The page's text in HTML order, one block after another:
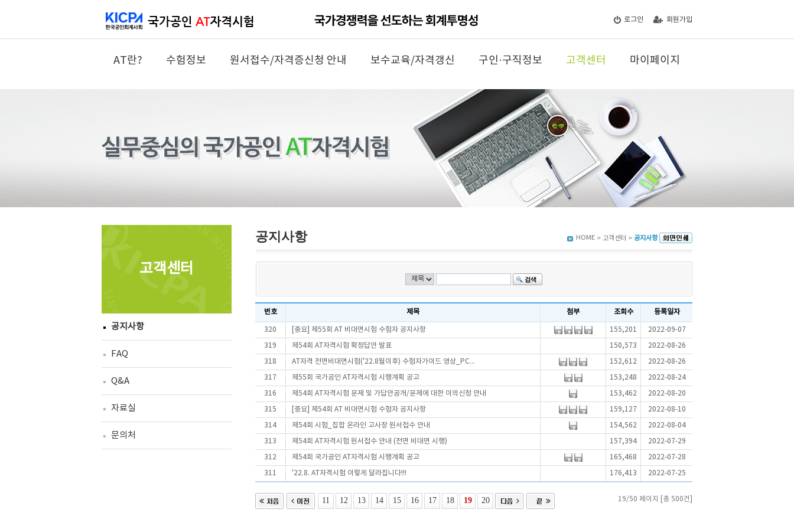
로그인 회원가입
AT란? 수험정보 원서접수/자격증신청 안내 보수교육/자격갱신 구인·구직정보 고객센터 마이페이지
고객센터
공지사항
FAQ
Q&A
자료실
문의처
공지사항 HOME > 고객센터 > 공지사항
번호 제목 첨부 조회수 등록일자
320 [중요] 제55회 AT 비대면시험 수험자 공지사항 155,201 2022-09-07
319 제54회 AT자격시험 확정답안 발표 150,573 2022-08-26
318 AT자격 전면비대면시험('22.8월이후) 수험자가이드 영상_PC... 152,612 2022-08-26
317 제55회 국가공인 AT자격시험 시행계획 공고 153,248 2022-08-24
316 제54회 AT자격시험 문제 및 가답안공개/문제에 대한 이의신청 안내 153,462 2022-08-20
315 [중요] 제54회 AT 비대면시험 수험자 공지사항 159,127 2022-08-10
314 제54회 시험_집합 온라인 고사장 원서접수 안내 154,562 2022-08-04
313 제54회 AT자격시험 원서접수 안내 (전면 비대면 시행) 157,394 2022-07-29
312 제54회 국가공인 AT자격시험 시행계획 공고 165,468 2022-07-28
311 '22.8. AT자격시험 이렇게 달라집니다!!! 176,413 2022-07-25
11 12 13 14 15 16 17 18 19 20 19/50 페이지 [총 500건]